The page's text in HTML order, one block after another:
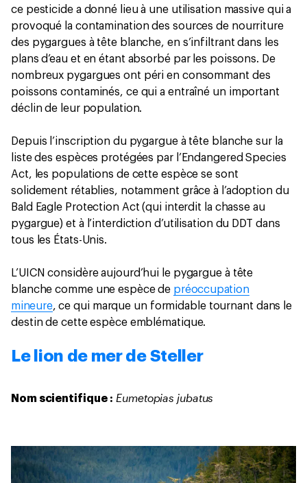
ce pesticide a donné lieu à une utilisation massive qui a
provoqué la contamination des sources de nourriture
des pygargues à tête blanche, en s’infiltrant dans les
plans d’eau et en étant absorbé par les poissons. De
nombreux pygargues ont péri en consommant des
poissons contaminés, ce qui a entraîné un important
déclin de leur population.
Depuis l’inscription du pygargue à tête blanche sur la
liste des espèces protégées par l’Endangered Species
Act, les populations de cette espèce se sont
solidement rétablies, notamment grâce à l’adoption du
Bald Eagle Protection Act (qui interdit la chasse au
pygargue) et à l’interdiction d’utilisation du DDT dans
tous les États-Unis.
L’UICN considère aujourd’hui le pygargue à tête
blanche comme une espèce de préoccupation
mineure, ce qui marque un formidable tournant dans le
destin de cette espèce emblématique.
Le lion de mer de Steller
Nom scientifique :Eumetopias jubatus